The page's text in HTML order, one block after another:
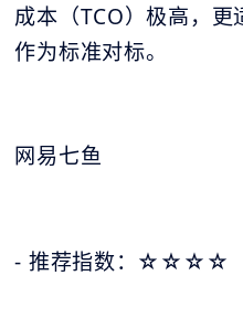
成本（TCO）极高，
作为标准对标。
网易七鱼
- 推荐指数：☆☆☆☆